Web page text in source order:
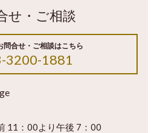
せ・ご相談
問合せ・ご相談はこちら
3200-1881
11：00より午後 7：00